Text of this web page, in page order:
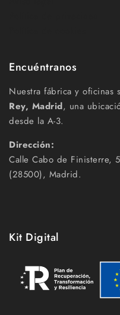
Encuéntranos
Nuestra fábrica y oficinas
Rey, Madrid, una
desde la A-3.
Dirección:
Calle Cabo de Finisterre,
(28500), Madrid.
Kit Digital